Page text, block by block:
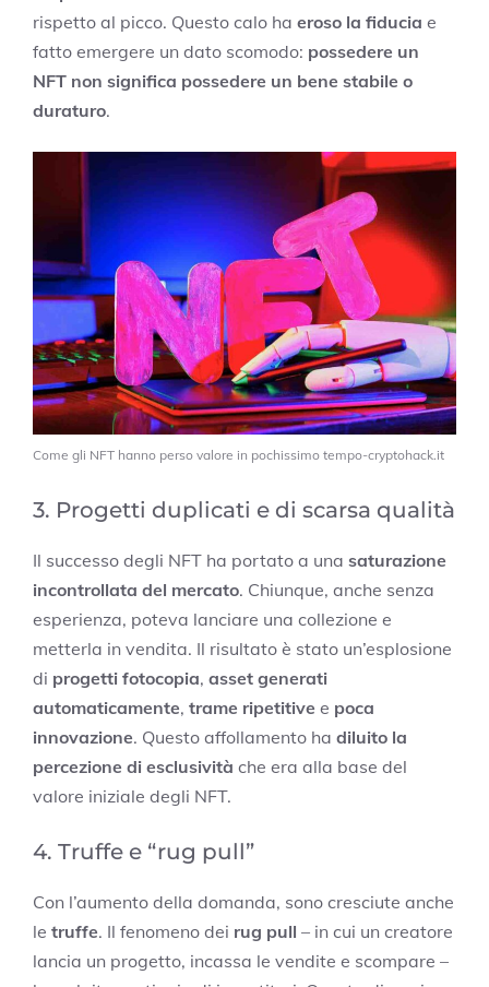
rispetto al picco. Questo calo ha eroso la fiducia e
fatto emergere un dato scomodo: possedere un
NFT non significa possedere un bene stabile o
duraturo.
Come gli NFT hanno perso valore in pochissimo tempo-cryptohack.it
3. Progetti duplicati e di scarsa qualità
Il successo degli NFT ha portato a una saturazione
incontrollata del mercato. Chiunque, anche senza
esperienza, poteva lanciare una collezione e
metterla in vendita. Il risultato è stato un’esplosione
di progetti fotocopia, asset generati
automaticamente, trame ripetitive e poca
innovazione. Questo affollamento ha diluito la
percezione di esclusività che era alla base del
valore iniziale degli NFT.
4. Truffe e “rug pull”
Con l’aumento della domanda, sono cresciute anche
le truffe. Il fenomeno dei rug pull – in cui un creatore
lancia un progetto, incassa le vendite e scompare –